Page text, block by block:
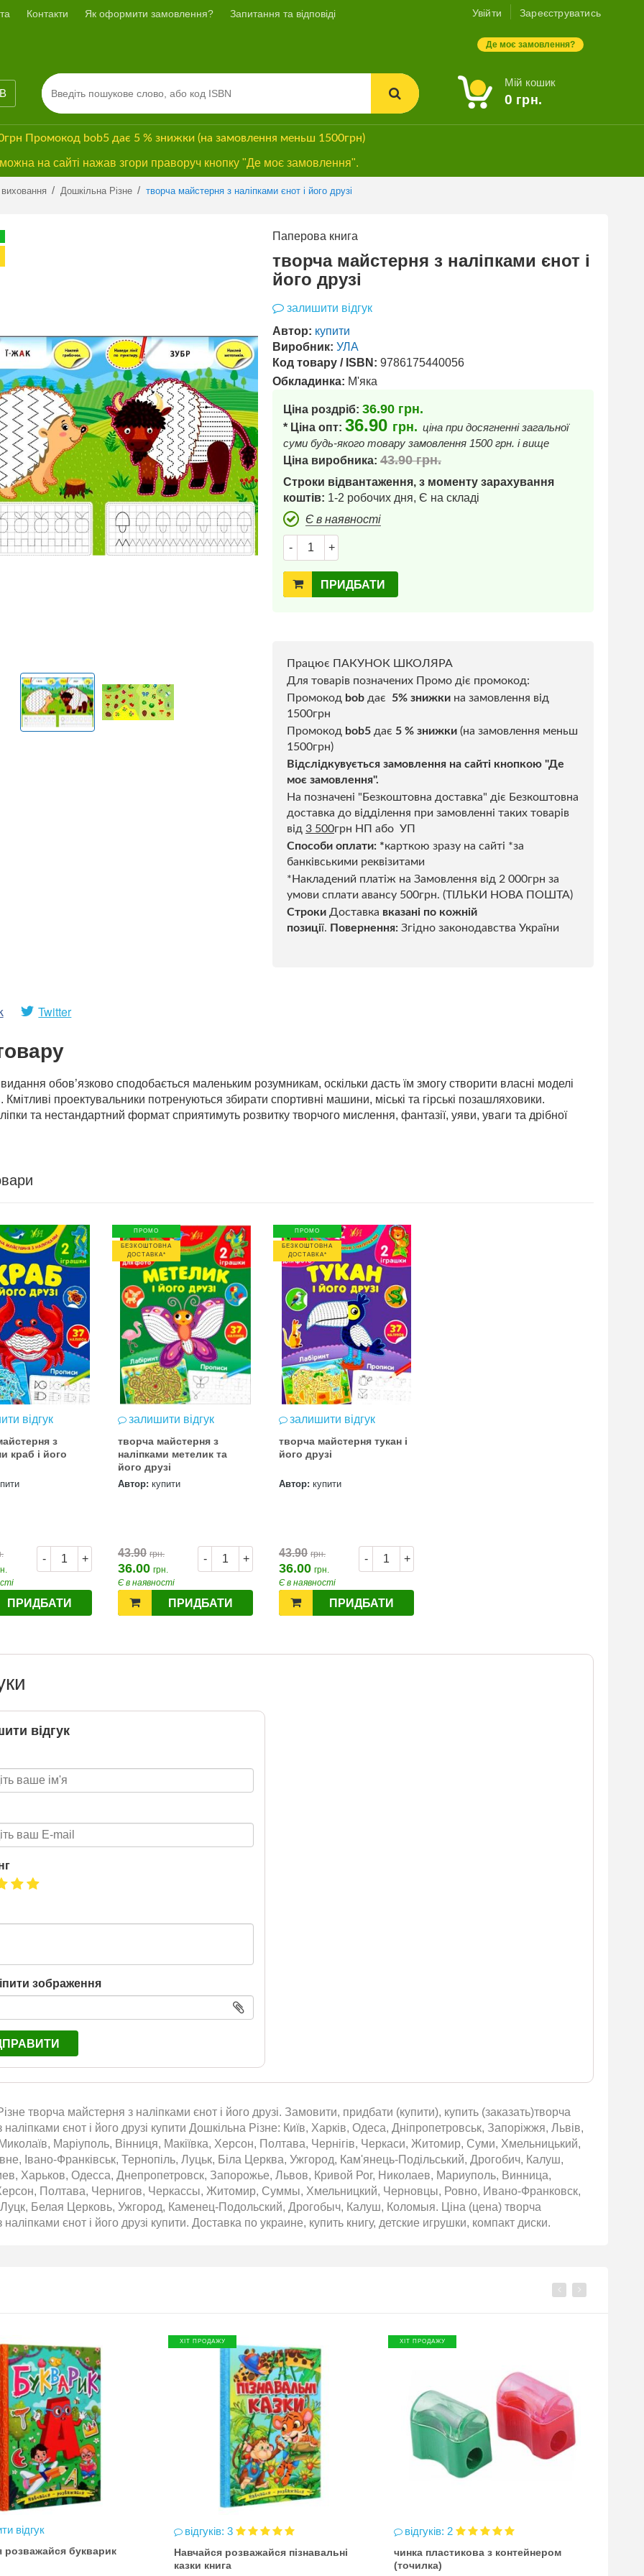
Контакти Як оформити замовлення? Запитання та відповіді Увійти Зареєструватись
Де моє замовлення?
Мій кошик
0 грн.
Промокод bob5 дає 5 % знижки (на замовлення меньш 1500грн)
на сайті нажав згори праворуч кнопку "Де моє замовлення".
/ Дошкільна Різне / творча майстерня з наліпками єнот і його друзі
2026
за
Нова пошта та BMW
розігрують автомобіль!
Нова пошта та BMW розігрують
Період дії акції: 15.06 - 31.07
Новою поштою і приймай
посилка = 1 шанс на виграш
Максимальна кількість шансів -
15 Реєстрація в акції за номером
акції: http://novaposhta.ua/win_bmw
Previous
ПРОМО
ДОСТАВКА*
Next
Паперова книга
творча майстерня з наліпками єнот і
його друзі
залишити відгук
Автор: купити
Виробник: УЛА
Код товару / ISBN: 9786175440056
Обкладинка: М'яка
Ціна роздріб: 36.90 грн.
* Ціна опт: 36.90 грн. ціна при досягненні загальної
суми будь-якого товару замовлення 1500 грн. і вище
Ціна виробника: 43.90грн.
Строки відвантаження, з моменту зарахування
коштів: 1-2 робочих дня, Є на складі
Є в наявності
- +
ПРИДБАТИ
Працює ПАКУНОК ШКОЛЯРА
Для товарів позначених Промо діє промокод:
Промокод bob дає 5% знижки на замовлення від
1500грн
Промокод bob5 дає 5 % знижки (на замовлення меньш
1500грн)
Відслідкувується замовлення на сайті кнопкою "Де
моє замовлення".
На позначені "Безкоштовна доставка" діє Безкоштовна
доставка до відділення при замовленні таких товарів
від 3 500грн НП або УП
Способи оплати: *карткою зразу на сайті *за
банківськими реквізитами
*Накладений платіж на Замовлення від 2 000грн за
умови сплати авансу 500грн. (ТІЛЬКИ НОВА ПОШТА)
Строки Доставка вказані по кожній
позиції. Повернення: Згідно законодавства України
Twitter
обов’язково сподобається маленьким розумникам, оскільки дасть їм змогу створити власні моделі
Кмітливі проектувальники потренуються збирати спортивні машини, міські та гірські позашляховики.
та нестандартний формат сприятимуть розвитку творчого мислення, фантазії, уяви, уваги та дрібної
відгук
з
краб і його
- +
ПРИДБАТИ
ПРОМО
БЕЗКОШТОВНА
ДОСТАВКА*
залишити відгук
творча майстерня з
наліпками метелик та
його друзі
Автор: купити
- +
43.90 грн.
36.00 грн.
Є в наявності
ПРИДБАТИ
ПРОМО
БЕЗКОШТОВНА
ДОСТАВКА*
залишити відгук
творча майстерня тукан і
його друзі
Автор: купити
- +
43.90 грн.
36.00 грн.
Є в наявності
ПРИДБАТИ
відгук
зображення
творча майстерня з наліпками єнот і його друзі. Замовити, придбати (купити), купить (заказать)творча
єнот і його друзі купити Дошкільна Різне: Київ, Харків, Одеса, Дніпропетровськ, Запоріжжя, Львів,
Миколаїв, Маріуполь, Вінниця, Макіївка, Херсон, Полтава, Чернігів, Черкаси, Житомир, Суми, Хмельницький,
Івано-Франківськ, Тернопіль, Луцьк, Біла Церква, Ужгород, Кам'янець-Подільський, Дрогобич, Калуш,
Харьков, Одесса, Днепропетровск, Запорожье, Львов, Кривой Рог, Николаев, Мариуполь, Винница,
Полтава, Чернигов, Черкассы, Житомир, Суммы, Хмельницкий, Черновцы, Ровно, Ивано-Франковск,
Белая Церковь, Ужгород, Каменец-Подольский, Дрогобыч, Калуш, Коломыя. Ціна (цена) творча
єнот і його друзі купити. Доставка по украине, купить книгу, детские игрушки, компакт диски.
відгук
розважайся букварик
ХІТ ПРОДАЖУ
відгуків: 3
Навчайся розважайся пізнавальні
казки книга
ХІТ ПРОДАЖУ
відгуків: 2
чинка пластикова з контейнером
(точилка)